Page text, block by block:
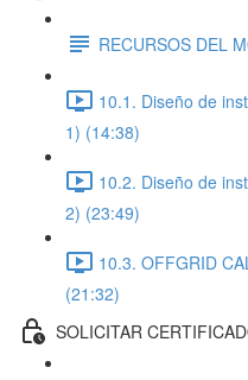
RECURSOS DEL
10.1. Diseño de
1) (14:38)
10.2. Diseño de
2) (23:49)
10.3. OFFGRID
(21:32)
SOLICITAR